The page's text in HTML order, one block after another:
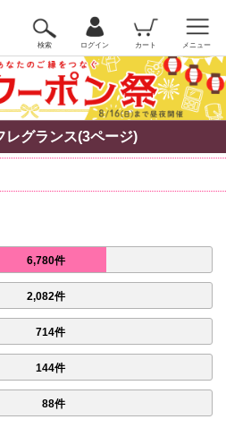
検索 ログイン カート メニュー
レグランス(3ページ)
6,780件
2,082件
714件
144件
88件